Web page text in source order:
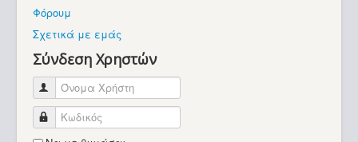
Βρίσκεστε εδώ:
Φόρουμ
Σχετικά με εμάς
Σύνδεση Χρηστών
Όνομα Χρήστη
Κωδικός